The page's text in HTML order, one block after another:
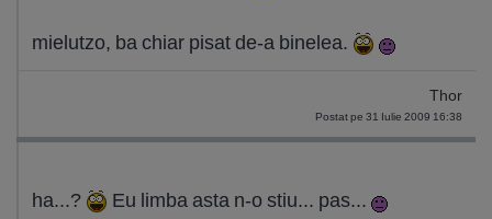
mielutzo, ba chiar pisat de-a binelea.
Thor
Postat pe 31 Iulie 2009 16:38
ha...? Eu limba asta n-o stiu... pas...